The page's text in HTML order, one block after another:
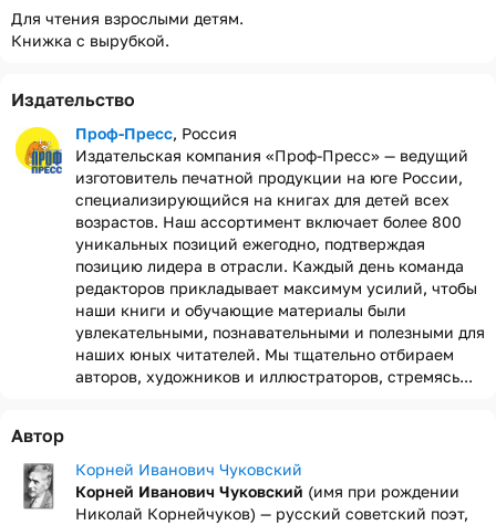
Для чтения взрослыми детям.
Книжка с вырубкой.
Издательство
Проф-Пресс, Россия
Издательская компания «Проф-Пресс» — ведущий
изготовитель печатной продукции на юге России,
специализирующийся на книгах для детей всех
возрастов. Наш ассортимент включает более 800
уникальных позиций ежегодно, подтверждая
позицию лидера в отрасли. Каждый день команда
редакторов прикладывает максимум усилий, чтобы
наши книги и обучающие материалы были
увлекательными, познавательными и полезными для
наших юных читателей. Мы тщательно отбираем
авторов, художников и иллюстраторов, стремясь...
Автор
Корней Иванович Чуковский
Корней Иванович Чуковский (имя при рождении
Николай Корнейчуков) — русский советский поэт,